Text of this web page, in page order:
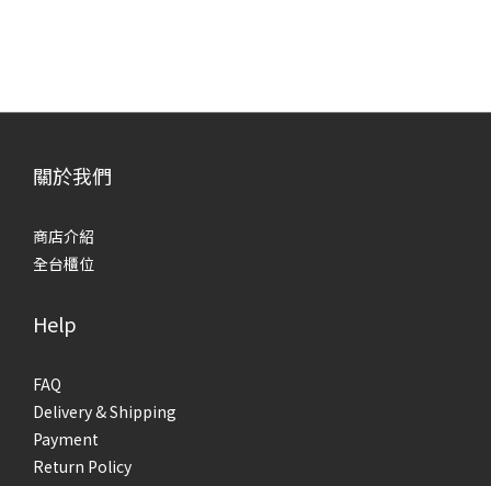
關於我們
商店介紹
全台櫃位
Help
FAQ
Delivery & Shipping
Payment
Return Policy